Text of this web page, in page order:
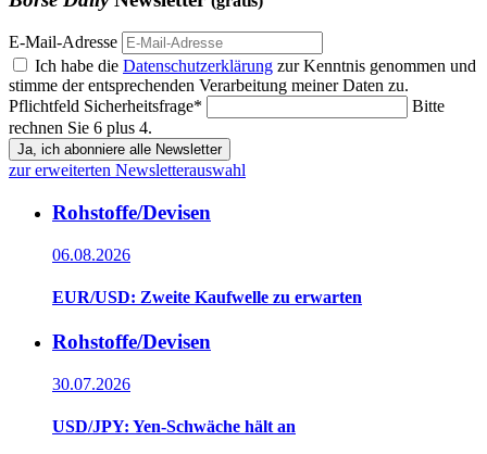
E-Mail-Adresse
Ich habe die Datenschutzerklärung zur Kenntnis genommen und
stimme der entsprechenden Verarbeitung meiner Daten zu.
Pflichtfeld Sicherheitsfrage*
Bitte
rechnen Sie 6 plus 4.
Ja, ich abonniere alle Newsletter
zur erweiterten Newsletterauswahl
Rohstoffe/Devisen
06.08.2026
EUR/USD: Zweite Kaufwelle zu erwarten
Rohstoffe/Devisen
30.07.2026
USD/JPY: Yen-Schwäche hält an